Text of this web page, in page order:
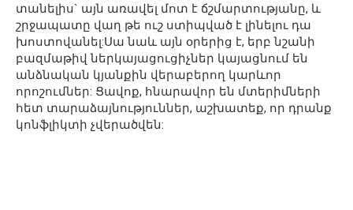
տանելիս` այն առավել մոտ է ճշմարտությանը, և
շրջապատը վաղ թե ուշ ստիպված է լինելու դա
խոստովանել:Սա նաև այն օրերից է, երբ նշանի
բազմաթիվ ներկայացուցիչներ կայացնում են
անձնական կյանքին վերաբերող կարևոր
որոշումներ: Ցավոք, հնարավոր են մտերիմների
հետ տարաձայնություններ, աշխատեք, որ դրանք
կոնֆլիկտի չվերածվեն: